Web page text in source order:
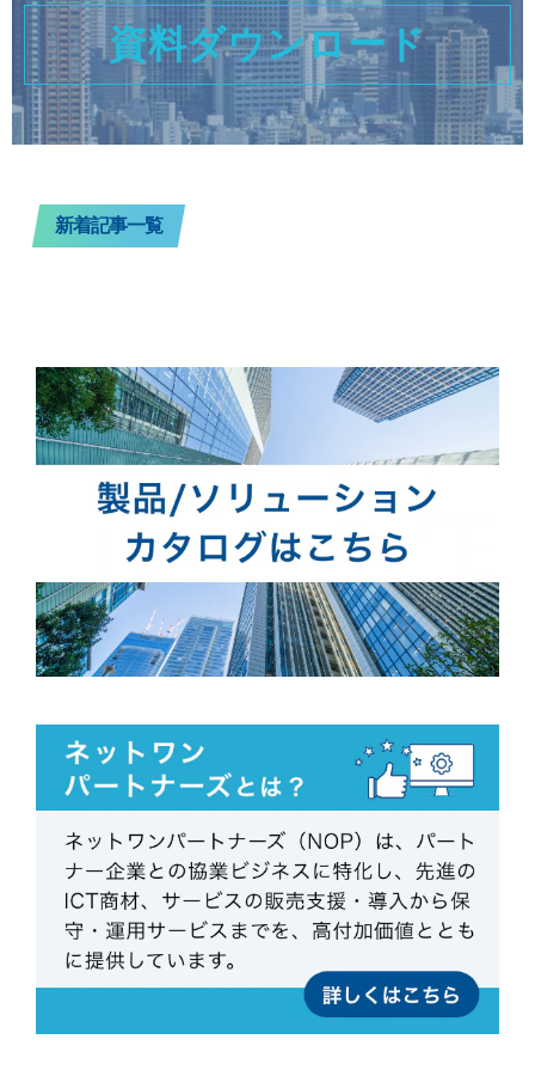
資料ダウンロード
新着記事一覧